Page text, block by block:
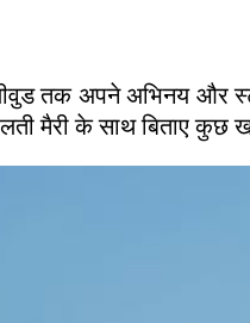
तक अपने अभिनय और
मैरी के साथ बिताए